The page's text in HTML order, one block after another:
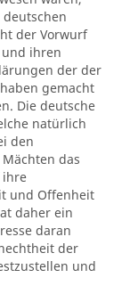
der Vorwurf
ihren
der der
gemacht
Die deutsche
natürlich
den
das
ihre
und Offenheit
daher ein
daran
der
und